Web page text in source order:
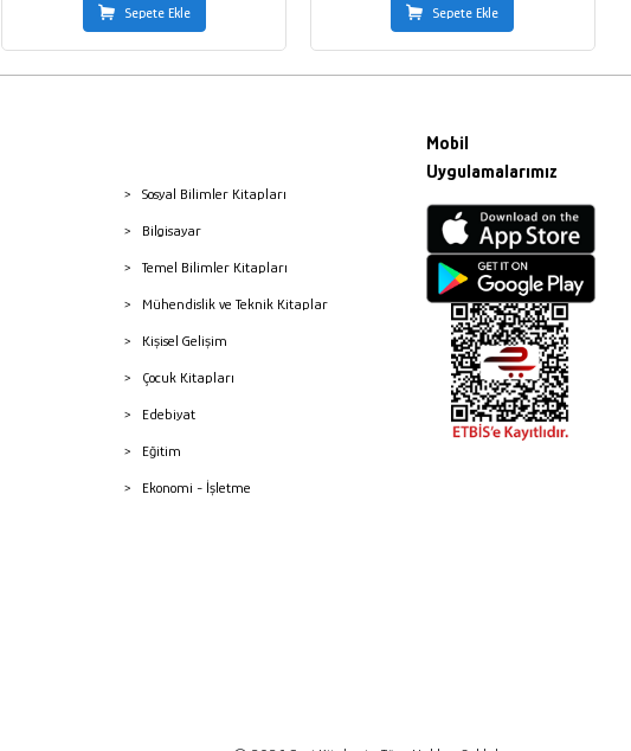
Sepete Ekle Sepete Ekle
Sosyal Bilimler Kitapları
Bilgisayar
Temel Bilimler Kitapları
Mühendislik ve Teknik Kitaplar
Kişisel Gelişim
Çocuk Kitapları
Edebiyat
Eğitim
Ekonomi - İşletme
Mobil
Uygulamalarımız